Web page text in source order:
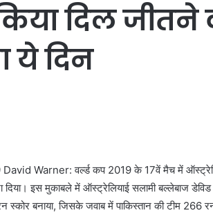
किया दिल
ये दिन
Warner: वर्ल्ड कप 2019 के 17वें मैच में
इस मुकाबले में ऑस्ट्रेलियाई सलामी बल्लेबाज
बनाया, जिसके जवाब में पाकिस्तान की टीम 266